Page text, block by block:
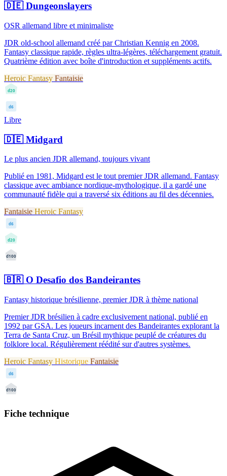
🇩🇪Dungeonslayers
OSR allemand libre et minimaliste
JDR old-school allemand créé par Christian Kennig en 2008.
Fantasy classique rapide, règles ultra-légères, téléchargement gratuit.
Quatrième édition avec boîte d'introduction et suppléments actifs.
Heroic Fantasy Fantaisie
d20
d6
Libre
🇩🇪Midgard
Le plus ancien JDR allemand, toujours vivant
Publié en 1981, Midgard est le tout premier JDR allemand. Fantasy
classique avec ambiance nordique-mythologique, il a gardé une
communauté fidèle qui a traversé six éditions au fil des décennies.
Fantaisie Heroic Fantasy
d6
d20
d100
🇧🇷O Desafio dos Bandeirantes
Fantasy historique brésilienne, premier JDR à thème national
Premier JDR brésilien à cadre exclusivement national, publié en
1992 par GSA. Les joueurs incarnent des Bandeirantes explorant la
Terra de Santa Cruz, un Brésil mythique peuplé de créatures du
folklore local. Régulièrement réédité sur d'autres systèmes.
Heroic Fantasy Historique Fantaisie
d6
d100
Fiche technique